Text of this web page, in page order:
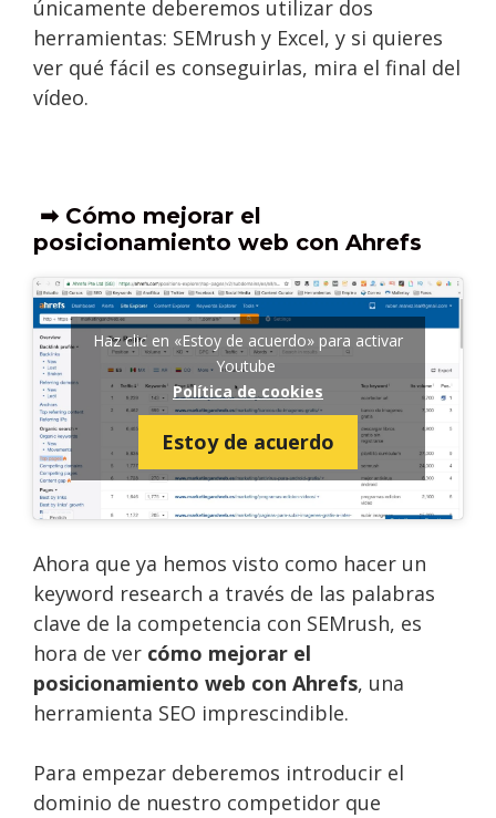
únicamente deberemos utilizar dos
herramientas: SEMrush y Excel, y si quieres
ver qué fácil es conseguirlas, mira el final del
vídeo.
➡ Cómo mejorar el
posicionamiento web con Ahrefs
Haz clic en «Estoy de acuerdo» para activar
Youtube
Política de cookies
Estoy de acuerdo
Ahora que ya hemos visto como hacer un
keyword research a través de las palabras
clave de la competencia con SEMrush, es
hora de ver cómo mejorar el
posicionamiento web con Ahrefs, una
herramienta SEO imprescindible.
Para empezar deberemos introducir el
dominio de nuestro competidor que